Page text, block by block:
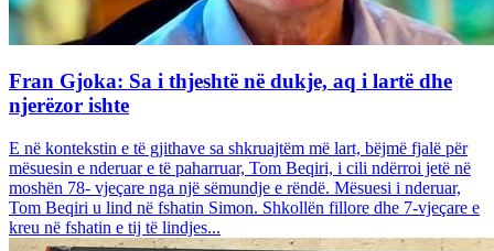
Fran Gjoka: Sa i thjeshtë në dukje, aq i lartë dhe
njerëzor ishte
E në kontekstin e të gjithave sa shkruajtëm më lart, bëjmë fjalë për
mësuesin e nderuar e të paharruar, Tom Beqiri, i cili ndërroi jetë në
moshën 78- vjeçare nga një sëmundje e rëndë. Mësuesi i nderuar,
Tom Beqiri u lind në fshatin Simon. Shkollën fillore dhe 7-vjeçare e
kreu në fshatin e tij të lindjes...